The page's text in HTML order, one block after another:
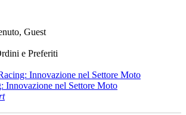
Guest
e Preferiti